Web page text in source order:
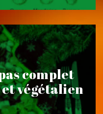
complet
végétalien